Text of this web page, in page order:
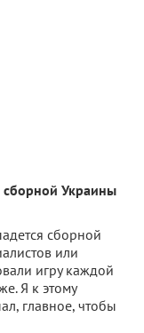
сборной Украины
сборной
или
игру каждой
Я к этому
главное, чтобы